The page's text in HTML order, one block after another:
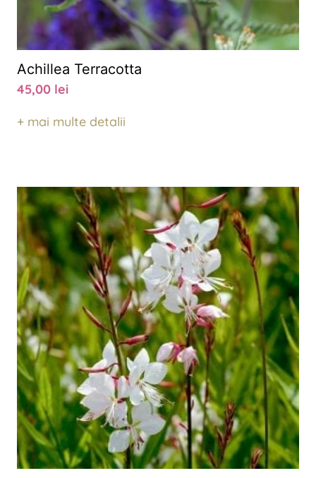
Achillea Terracotta
45,00 lei
+ mai multe detalii